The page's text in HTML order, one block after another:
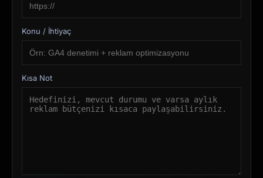
Konu / İhtiyaç
Kısa Not